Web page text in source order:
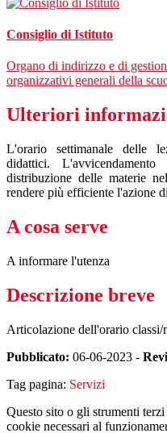
Consiglio di Istituto
Organo di indirizzo e di
organizzativi generali della
Ulteriori
L'orario settimanale delle
didattici.
distribuzione delle materie
rendere più efficiente l'azione
A cosa serve
A informare l'utenza
Descrizione breve
Articolazione dell'orario classi/
Pubblicato: 06-06-2023 -
Tag pagina: Servizi
Questo sito o gli strumenti
cookie necessari al